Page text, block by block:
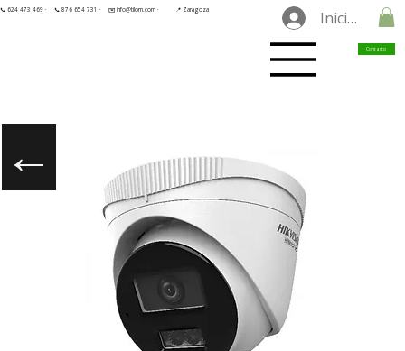
📞 624 473 469 · 📞 876 654 731 · ✉️ info@tilorn.com · 📍 Zaragoza Iniciar
Contacto
←